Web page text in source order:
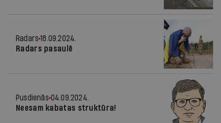
Radars 18.09.2024.
Radars pasaulē
Pusdienās 04.09.2024.
Neesam kabatas struktūra!